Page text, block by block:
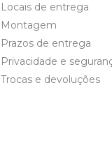
Locais de entrega
Montagem
Prazos de entrega
Privacidade e
Trocas e devoluções